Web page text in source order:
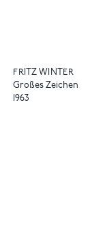
FRITZ WINTER
Großes Zeichen
1963